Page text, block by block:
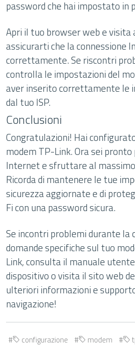
password che hai impostato in
Apri il tuo browser web e visita
assicurarti che la connessione
correttamente. Se riscontri
controlla le impostazioni del
aver inserito correttamente le
dal tuo ISP.
Conclusioni
Congratulazioni! Hai
modem TP-Link. Ora sei
Internet e sfruttare al
Ricorda di mantenere le tue
sicurezza aggiornate e di
Fi con una password sicura.
Se incontri problemi durante la
domande specifiche sul tuo
Link, consulta il manuale
dispositivo o visita il sito web
ulteriori informazioni e
navigazione!
configurazione modem